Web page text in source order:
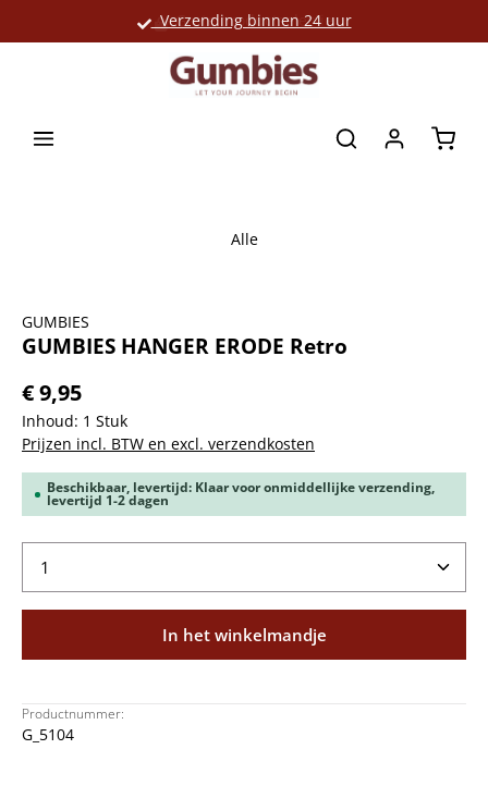
Verzending binnen 24 uur
Grote productselectie
Alle
GUMBIES
GUMBIES HANGER ERODE Retro
€ 9,95
Inhoud: 1 Stuk
Prijzen incl. BTW en excl. verzendkosten
Beschikbaar, levertijd: Klaar voor onmiddellijke verzending,
levertijd 1-2 dagen
Producthoeveelheid: Voer de gewenste
In het winkelmandje
Productnummer:
G_5104